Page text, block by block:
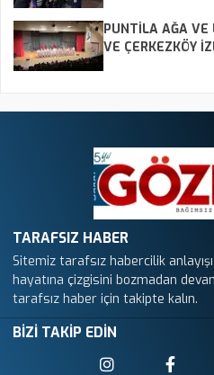
PUNTİLA AĞA VE
VE ÇERKEZKÖY
TARAFSIZ HABER
Sitemiz tarafsız habercilik anlayışı
hayatına çizgisini bozmadan
tarafsız haber için takipte kalın.
BİZİ TAKİP EDİN